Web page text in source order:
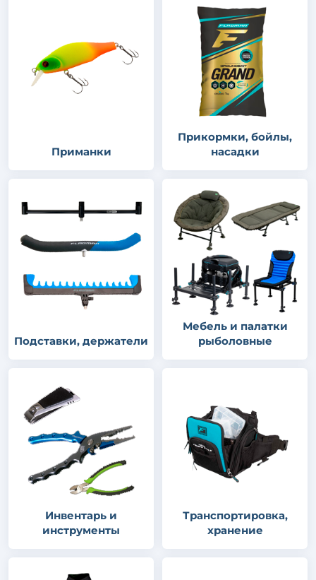
Приманки
Прикормки, бойлы,
насадки
Подставки, держатели
Мебель и палатки
рыболовные
Инвентарь и
инструменты
Транспортировка,
хранение